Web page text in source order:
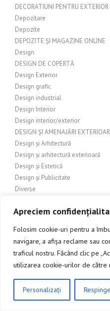
Apreciem
Folosim cookie-uri pentru a
navigare, a afișa reclame sau
traficul nostru. Făcând clic pe
utilizarea cookie-urilor de către
Personalizați
DECORATIUNI PENTRU EXTERIOR
Depozitare
Depozite
DEPOZITE ȘI MAGAZINE ONLINE
Design
DESIGN DE COPERTĂ
Design Exterior
Design grafic
Design industrial
Design Interior
Design interior/exterior
DESIGN ȘI AMENAJĂRI
Design și Arhitectură
Design și arhitectură exterioară
Design și Estetică
Design și Publicitate
Diverse
Divertisment
DIY (Do It Yourself)
DIY și Amenajări Exterioare
DIY și Amenajări Interioare
Domeniul amenajărilor exterioare
DRAPERII SI PERDELE
Drept comercial
Echipamente de grădinărit
CLICK AICI